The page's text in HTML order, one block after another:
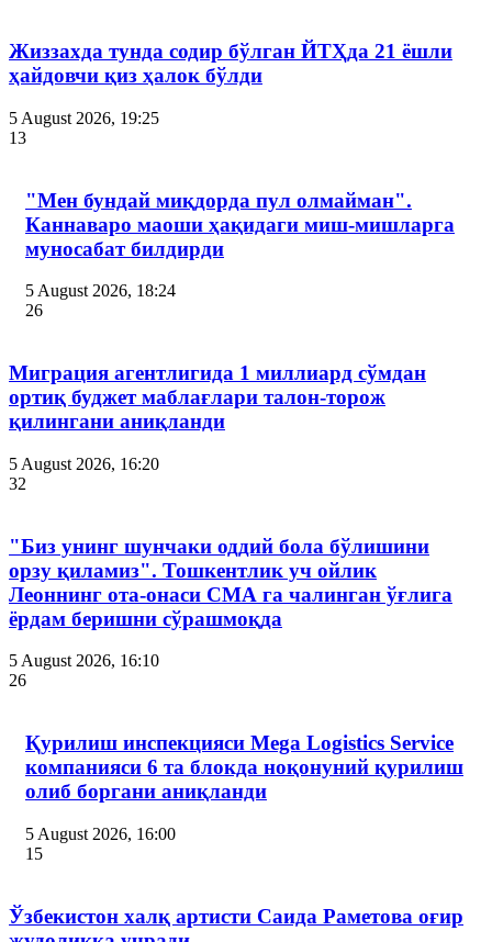
Жиззахда тунда содир бўлган ЙТҲда 21 ёшли
ҳайдовчи қиз ҳалок бўлди
5 August 2026, 19:25
13
"Мен бундай миқдорда пул олмайман".
Каннаваро маоши ҳақидаги миш-мишларга
муносабат билдирди
5 August 2026, 18:24
26
Миграция агентлигида 1 миллиард сўмдан
ортиқ буджет маблағлари талон-торож
қилингани аниқланди
5 August 2026, 16:20
32
"Биз унинг шунчаки оддий бола бўлишини
орзу қиламиз". Тошкентлик уч ойлик
Леоннинг ота-онаси СМА га чалинган ўғлига
ёрдам беришни сўрашмоқда
5 August 2026, 16:10
26
Қурилиш инспекцияси Мega Logistics Service
компанияси 6 та блокда ноқонуний қурилиш
олиб боргани аниқланди
5 August 2026, 16:00
15
Ўзбекистон халқ артисти Саида Раметова оғир